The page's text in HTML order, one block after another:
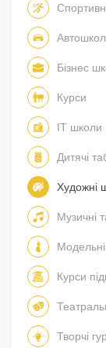
Бізнес
Курси
IT школи
Дитячі
Художні
Музичні
Курси
Творчі